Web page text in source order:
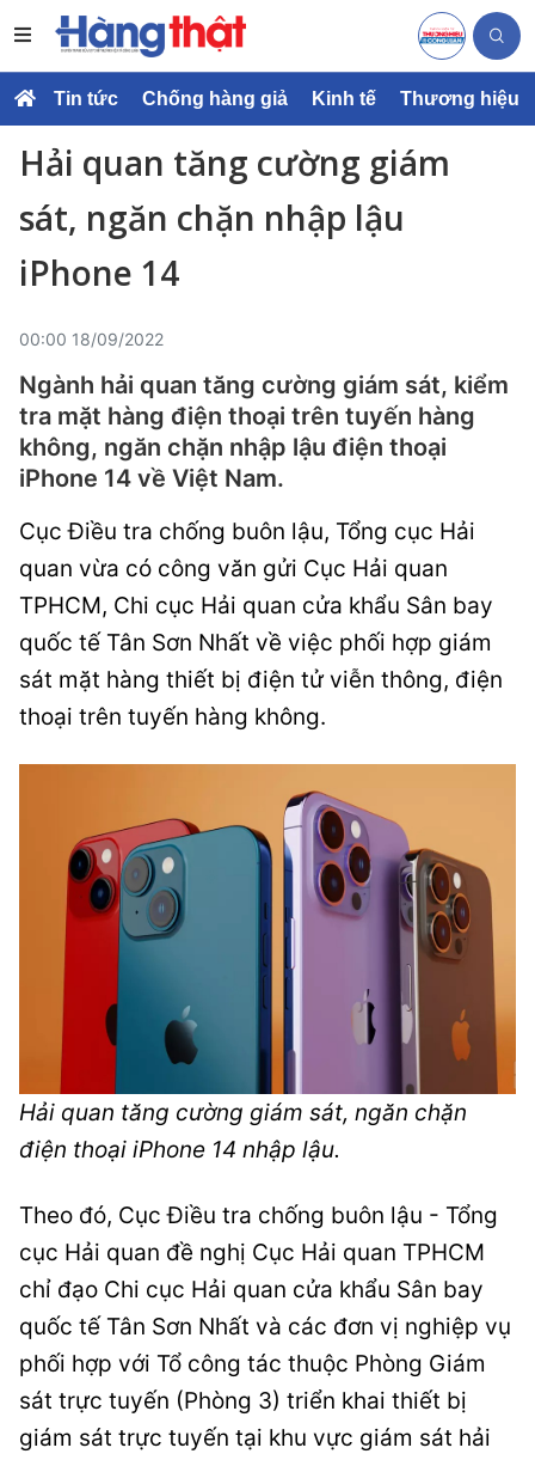
Tin tức Chống hàng giả Kinh tế Thương hiệu
Hải quan tăng cường giám
sát, ngăn chặn nhập lậu
iPhone 14
00:00 18/09/2022
Ngành hải quan tăng cường giám sát, kiểm
tra mặt hàng điện thoại trên tuyến hàng
không, ngăn chặn nhập lậu điện thoại
iPhone 14 về Việt Nam.
Cục Điều tra chống buôn lậu, Tổng cục Hải
quan vừa có công văn gửi Cục Hải quan
TPHCM, Chi cục Hải quan cửa khẩu Sân bay
quốc tế Tân Sơn Nhất về việc phối hợp giám
sát mặt hàng thiết bị điện tử viễn thông, điện
thoại trên tuyến hàng không.
Hải quan tăng cường giám sát, ngăn chặn
điện thoại iPhone 14 nhập lậu.
Theo đó, Cục Điều tra chống buôn lậu - Tổng
cục Hải quan đề nghị Cục Hải quan TPHCM
chỉ đạo Chi cục Hải quan cửa khẩu Sân bay
quốc tế Tân Sơn Nhất và các đơn vị nghiệp vụ
phối hợp với Tổ công tác thuộc Phòng Giám
sát trực tuyến (Phòng 3) triển khai thiết bị
giám sát trực tuyến tại khu vực giám sát hải